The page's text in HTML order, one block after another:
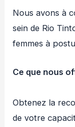
Nous avons à
sein de Rio
femmes à
Ce que nous
Obtenez la
de votre